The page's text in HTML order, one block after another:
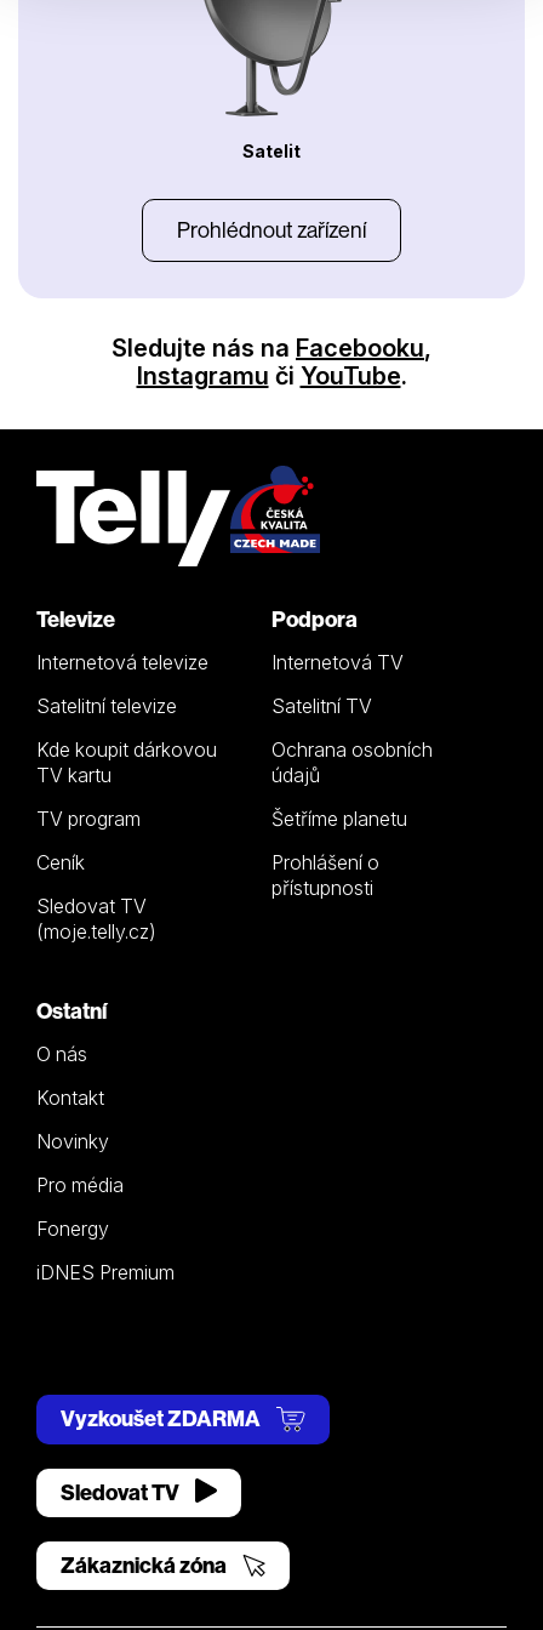
Satelit
Prohlédnout zařízení
Sledujte nás na Facebooku,
Instagramu či YouTube.
Televize
Internetová televize
Satelitní televize
Kde koupit dárkovou
TV kartu
TV program
Ceník
Sledovat TV
(moje.telly.cz)
Podpora
Internetová TV
Satelitní TV
Ochrana osobních
údajů
Šetříme planetu
Prohlášení o
přístupnosti
Ostatní
O nás
Kontakt
Novinky
Pro média
Fonergy
iDNES Premium
Vyzkoušet ZDARMA
Sledovat TV
Zákaznická zóna